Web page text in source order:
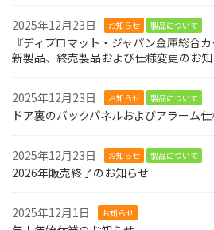
2025年12月23日 お知らせ 製品について
『ディプロマット・ジャパン金庫総合
新製品、終売製品および仕様変更のお
2025年12月23日 お知らせ 製品について
ドア裏のバックパネルおよびアラーム
2025年12月23日 お知らせ 製品について
2026年販売終了のお知らせ
2025年12月1日 お知らせ